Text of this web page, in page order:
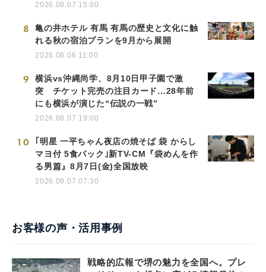
2026.08.07 15:00
8
亀の井ホテル 有馬 有馬の歴史と文化に触
れる秋の宿泊プランを9月から展開
2026.08.06 11:00
9
横浜vs沖縄尚学、8月10日甲子園で激
突 チケット完売の注目カード…28年前
にも横浜が演じた“伝説の一戦”
2026.08.07 19:00
10
｢明星 一平ちゃん夜店の焼そば 袋 からし
マヨ付 5食パック｣新TV-CM『袋めんを作
る男篇』8月7日(金)全国放映
2026.08.07 07:30
お客様の声・活用事例
戦略的広報で堺の魅力を全国へ。プレ